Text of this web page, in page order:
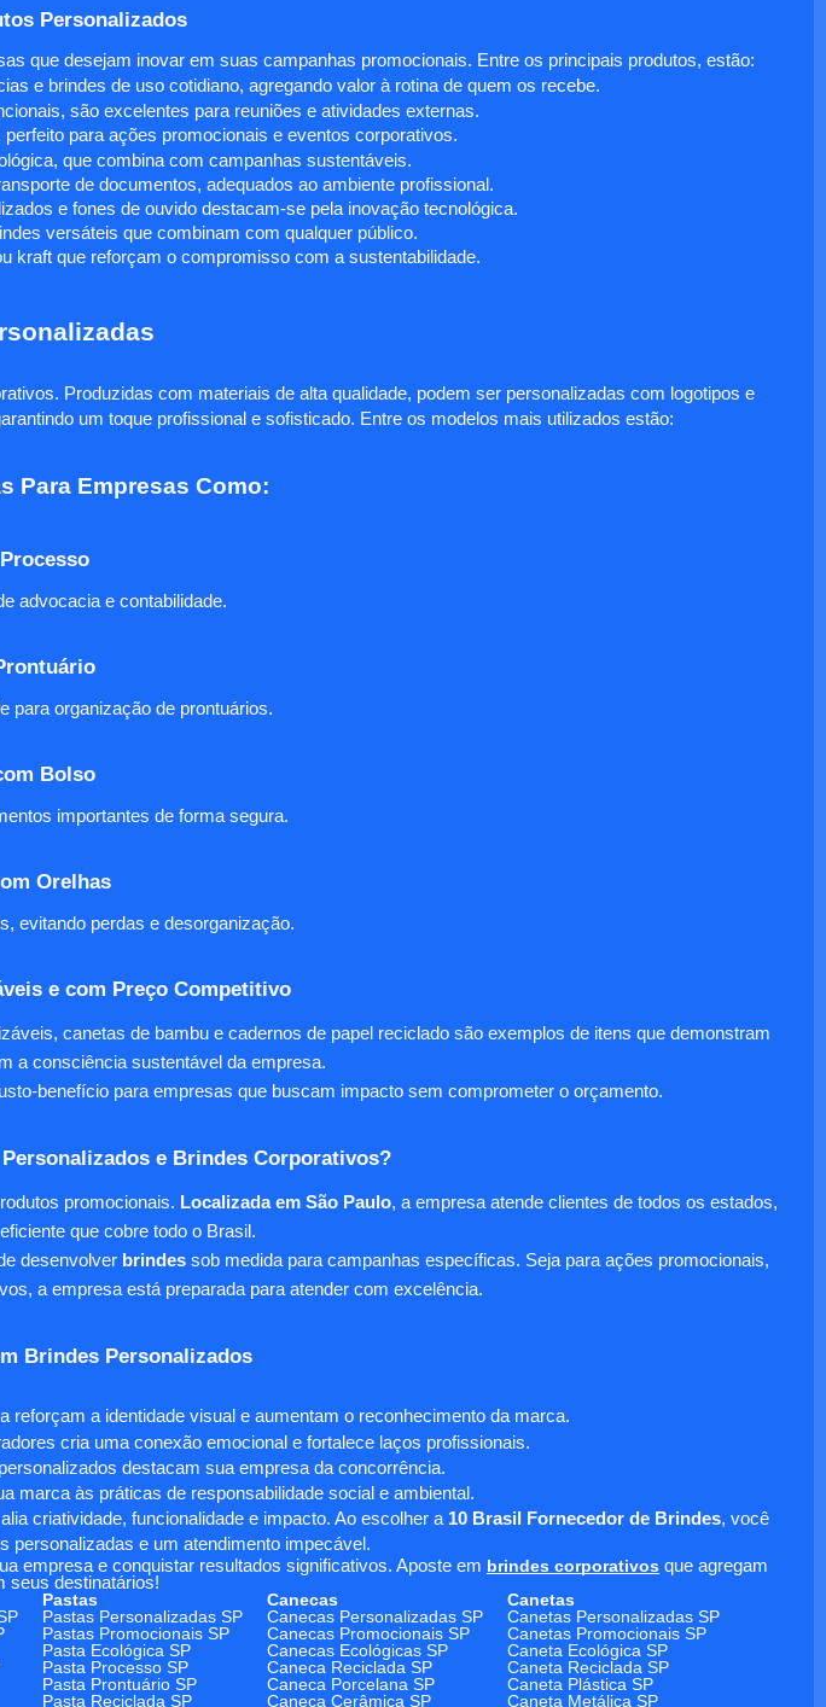
Personalizados
que desejam inovar em suas campanhas promocionais. Entre os principais produtos, estão:
e brindes de uso cotidiano, agregando valor à rotina de quem os recebe.
são excelentes para reuniões e atividades externas.
para ações promocionais e eventos corporativos.
que combina com campanhas sustentáveis.
de documentos, adequados ao ambiente profissional.
e fones de ouvido destacam-se pela inovação tecnológica.
versáteis que combinam com qualquer público.
kraft que reforçam o compromisso com a sustentabilidade.
Produzidas com materiais de alta qualidade, podem ser personalizadas com logotipos e
um toque profissional e sofisticado. Entre os modelos mais utilizados estão:
Para Empresas Como:
advocacia e contabilidade.
para organização de prontuários.
Bolso
importantes de forma segura.
Orelhas
evitando perdas e desorganização.
e com Preço Competitivo
canetas de bambu e cadernos de papel reciclado são exemplos de itens que demonstram
a consciência sustentável da empresa.
benefício para empresas que buscam impacto sem comprometer o orçamento.
e Brindes Corporativos?
promocionais. Localizada em São Paulo, a empresa atende clientes de todos os estados,
que cobre todo o Brasil.
desenvolver brindessob medida para campanhas específicas. Seja para ações promocionais,
a empresa está preparada para atender com excelência.
Brindes Personalizados
reforçam a identidade visual e aumentam o reconhecimento da marca.
cria uma conexão emocional e fortalece laços profissionais.
destacam sua empresa da concorrência.
marca às práticas de responsabilidade social e ambiental.
criatividade, funcionalidade e impacto. Ao escolher a 10 Brasil Fornecedor de Brindes, você
personalizadas e um atendimento impecável.
empresa e conquistar resultados significativos. Aposte em brindes corporativos que agregam
seus destinatários!
Pastas Canecas
Canetas
Pastas Personalizadas SP Canecas Personalizadas SP
Canetas Personalizadas SP
Pastas Promocionais SP Canecas Promocionais SP
Canetas Promocionais SP
Pasta Ecológica SP Canecas Ecológicas SP
Caneta Ecológica SP
Pasta Processo SP Caneca Reciclada SP
Caneta Reciclada SP
Pasta Prontuário SP Caneca Porcelana SP
Caneta Plástica SP
Pasta Reciclada SP Caneca Cerâmica SP Caneta Metálica SP